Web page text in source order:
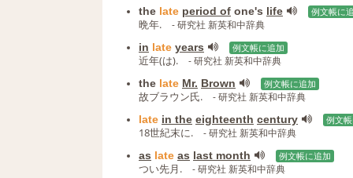
the late period of one's life 例文帳に
晩年. - 研究社 新英和中辞典
in late years 例文帳に追加
近年(は). - 研究社 新英和中辞典
the late Mr. Brown 例文帳に追加
故ブラウン氏. - 研究社 新英和中辞典
late in the eighteenth century 例文
18世紀末に. - 研究社 新英和中辞典
as late as last month 例文帳に追加
つい先月. - 研究社 新英和中辞典